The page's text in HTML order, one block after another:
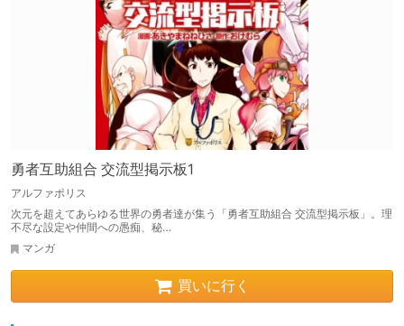
勇者互助組合 交流型掲示板1
アルファポリス
次元を超えてあらゆる世界の勇者達が集う「勇者互助組合 交流型掲示板」。理
不尽な設定や仲間への愚痴、秘…
マンガ
買いに行く